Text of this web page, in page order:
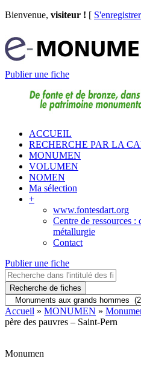
Bienvenue, visiteur ! [ S'enregistrer
Publier une fiche
ACCUEIL
RECHERCHE PAR LA
MONUMEN
VOLUMEN
NOMEN
Ma sélection
+
www.fontesdart.org
Centre de ressources :
métallurgie
Contact
Publier une fiche
Recherche de fiches
Accueil » MONUMEN »
père des pauvres – Saint-Pern
Monumen